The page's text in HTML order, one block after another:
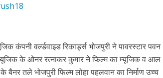
की खूबसूरत लोकेशन्स पर हो रही है शूटिंग
कंपनी वर्ल्डवाइड रिकार्ड्स भोजपुरी ने पावरस्टार पवन
म्यूजिक के ओनर रत्नाकर कुमार ने फिल्म का म्यूजिक व आल
बैनर तले भोजपुरी फिल्म लोहा पहलवान का निर्माण उच्च